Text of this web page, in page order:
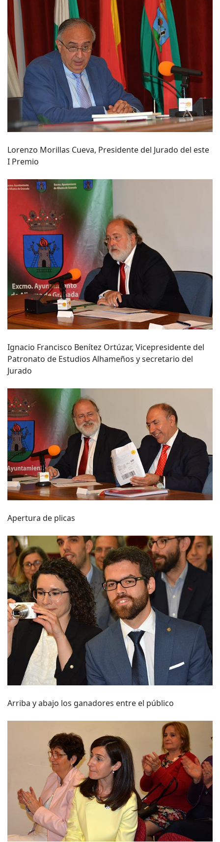
Lorenzo Morillas Cueva, Presidente del Jurado del este
I Premio
Ignacio Francisco Benítez Ortúzar, Vicepresidente del
Patronato de Estudios Alhameños y secretario del
Jurado
Apertura de plicas
Arriba y abajo los ganadores entre el público